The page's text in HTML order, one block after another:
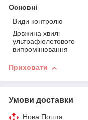
Основні
Види контролю
Довжина хвилі
ультрафіолетового
випромінювання
Приховати
Умови доставки
Нова Пошта